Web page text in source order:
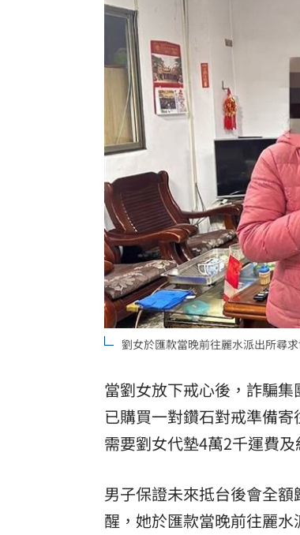
劉女於匯款當晚前往麗水派出所尋
當劉女放下戒心後，詐騙
已購買一對鑽石對戒準備
需要劉女代墊4萬2千運費
男子保證未來抵台後會全
醒，她於匯款當晚前往麗